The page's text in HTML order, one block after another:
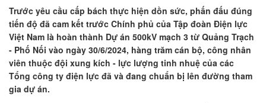
Trước yêu cầu cấp bách thực hiện dồn sức, phấn đấu đúng
tiến độ đã cam kết trước Chính phủ của Tập đoàn Điện lực
Việt Nam là hoàn thành Dự án 500kV mạch 3 từ Quảng Trạch
- Phố Nối vào ngày 30/6/2024, hàng trăm cán bộ, công nhân
viên thuộc đội xung kích - lực lượng tinh nhuệ của các
Tổng công ty điện lực đã và đang chuẩn bị lên đường tham
gia dự án.